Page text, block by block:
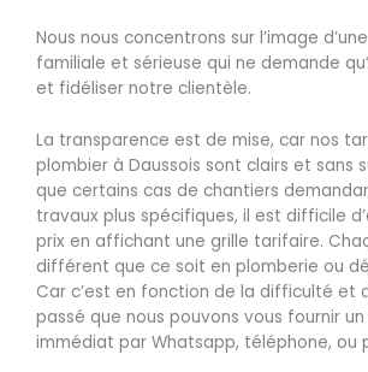
Nous nous concentrons sur l’image
familiale et sérieuse qui ne demande
et fidéliser notre clientèle.
La transparence est de mise, car nos
plombier à Daussois sont clairs et sans
que certains cas de chantiers
travaux plus spécifiques, il est difficile
prix en affichant une grille tarifaire.
différent que ce soit en plomberie ou
Car c’est en fonction de la difficulté et
passé que nous pouvons vous fournir
immédiat par Whatsapp, téléphone, ou